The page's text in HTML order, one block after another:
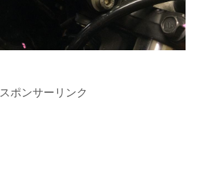
スポンサーリンク